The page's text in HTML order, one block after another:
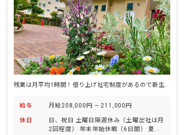
残業は月平均1時間！借り上げ社宅制度があるので新生活も始めやすい
給与 月給208,000円 ~ 211,000円
休日
日、祝日 土曜日隔週休み（土曜出社は月
2回程度） 年末年始休暇（6日間） 夏季